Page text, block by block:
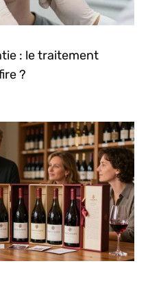
: le traitement
?